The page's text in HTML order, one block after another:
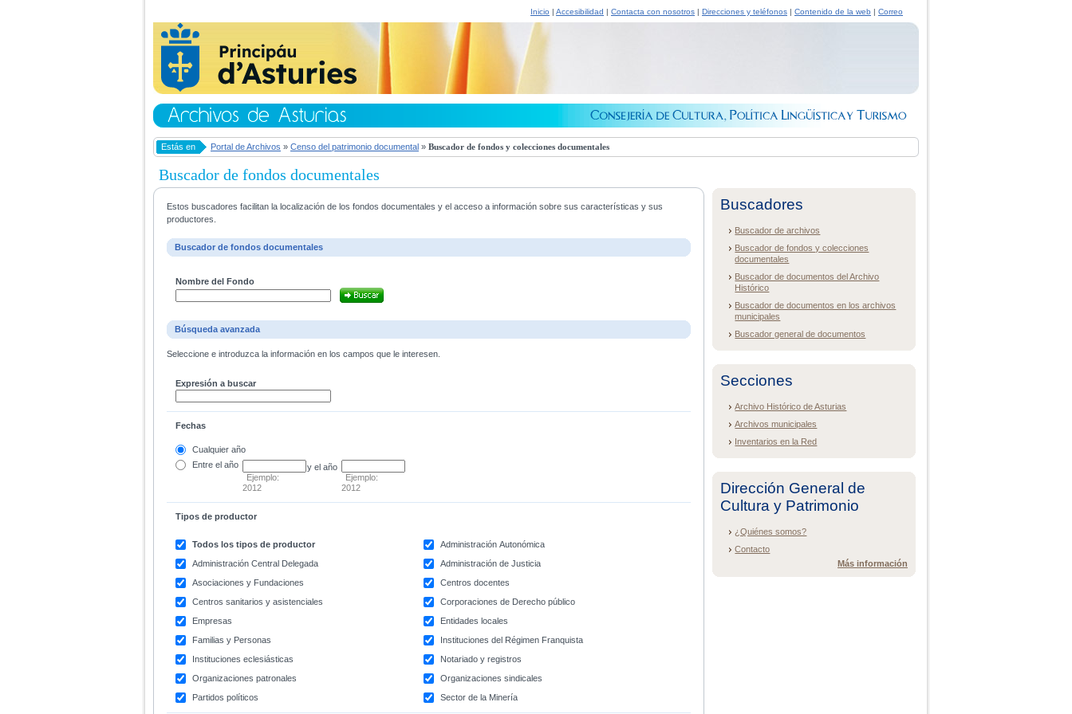
Inicio | Accesibilidad | Contacta con nosotros | Direcciones y teléfonos | Contenido de la web | Correo
Estás en Portal de Archivos » Censo del patrimonio documental » Buscador de fondos y colecciones documentales
Buscador de fondos documentales
Estos buscadores facilitan la localización de los fondos documentales y el acceso a información sobre sus características y sus
productores.
Buscador de fondos documentales
Nombre del Fondo
Búsqueda avanzada
Seleccione e introduzca la información en los campos que le interesen.
Expresión a buscar
Fechas
Cualquier año
Entre el año
Ejemplo:
2012
y el año
Ejemplo:
2012
Tipos de productor
Todos los tipos de productor
Administración Autonómica
Administración Central Delegada
Administración de Justicia
Asociaciones y Fundaciones
Centros docentes
Centros sanitarios y asistenciales
Corporaciones de Derecho público
Empresas
Entidades locales
Familias y Personas
Instituciones del Régimen Franquista
Instituciones eclesiásticas
Notariado y registros
Organizaciones patronales
Organizaciones sindicales
Partidos políticos
Sector de la Minería
Buscadores
Buscador de archivos
Buscador de fondos y colecciones
documentales
Buscador de documentos del Archivo
Histórico
Buscador de documentos en los archivos
municipales
Buscador general de documentos
Secciones
Archivo Histórico de Asturias
Archivos municipales
Inventarios en la Red
Dirección General de
Cultura y Patrimonio
¿Quiénes somos?
Contacto
Más información